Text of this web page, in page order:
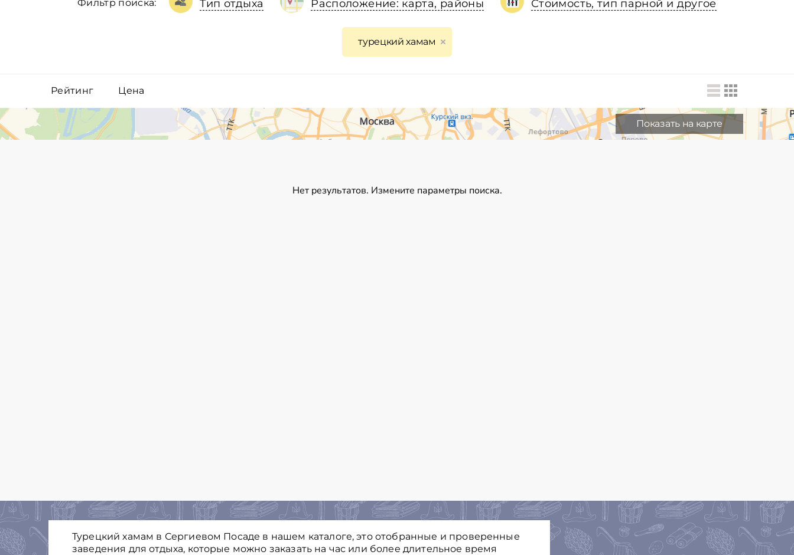
Фильтр поиска: Тип отдыха Расположение: карта, районы Стоимость, тип парной и другое
турецкий хамам
Рейтинг Цена
Показать на карте
Нет результатов. Измените параметры поиска.
Турецкий хамам в Сергиевом Посаде в нашем каталоге, это отобранные и проверенные
заведения для отдыха, которые можно заказать на час или более длительное время